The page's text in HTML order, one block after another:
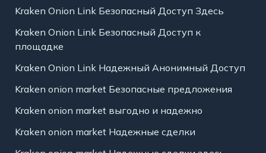
Kraken Onion Link Безопасный Доступ Здесь
Kraken Onion Link Безопасный Доступ к
площадке
Kraken Onion Link Надежный Анонимный Доступ
Kraken onion market Безопасные предложения
Kraken onion market выгодно и надежно
Kraken onion market Надежные сделки